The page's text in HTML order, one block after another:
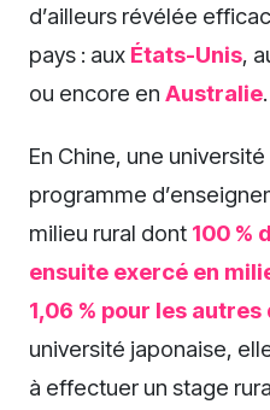
d’ailleurs révélée
pays : aux États-Unis,
ou encore en Australie.
En Chine, une
programme
milieu rural dont 100 %
ensuite exercé en
1,06 % pour les
université japonaise,
à effectuer un stage